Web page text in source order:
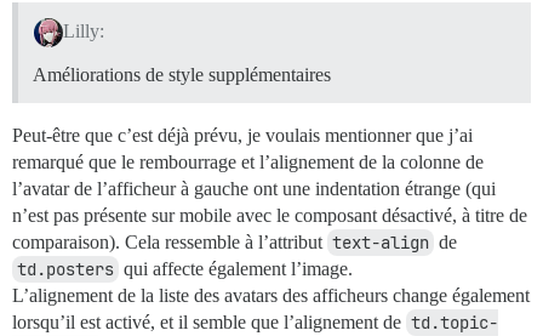
Lilly:
Améliorations de style supplémentaires
Peut-être que c’est déjà prévu, je voulais mentionner que j’ai
remarqué que le rembourrage et l’alignement de la colonne de
l’avatar de l’afficheur à gauche ont une indentation étrange (qui
n’est pas présente sur mobile avec le composant désactivé, à titre de
comparaison). Cela ressemble à l’attribut text-align de
td.posters qui affecte également l’image.
L’alignement de la liste des avatars des afficheurs change également
lorsqu’il est activé, et il semble que l’alignement de td.topic-